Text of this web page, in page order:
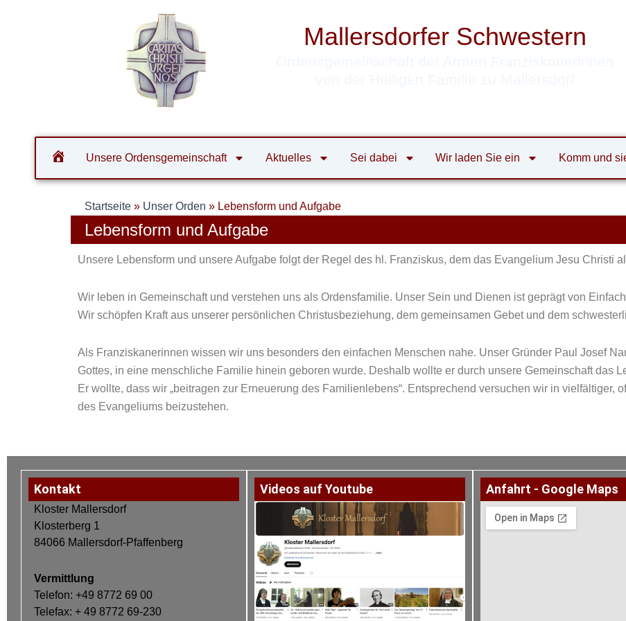
Mallersdorfer Schwestern
Unsere Ordensgemeinschaft Aktuelles Sei dabei Wir laden Sie ein Komm und
Startseite » Unser Orden » Lebensform und Aufgabe
Lebensform und Aufgabe
Unsere Lebensform und unsere Aufgabe folgt der Regel des hl. Franziskus, dem das Evangelium Jesu Christi
Wir leben in Gemeinschaft und verstehen uns als Ordensfamilie. Unser Sein und Dienen ist geprägt von
Wir schöpfen Kraft aus unserer persönlichen Christusbeziehung, dem gemeinsamen Gebet und dem
Als Franziskanerinnen wissen wir uns besonders den einfachen Menschen nahe. Unser Gründer Paul Josef
Gottes, in eine menschliche Familie hinein geboren wurde. Deshalb wollte er durch unsere Gemeinschaft das
Er wollte, dass wir „beitragen zur Erneuerung des Familienlebens“. Entsprechend versuchen wir in vielfältiger,
des Evangeliums beizustehen.
Kontakt
Kloster Mallersdorf
Klosterberg 1
84066 Mallersdorf-Pfaffenberg
Vermittlung
Telefon: +49 8772 69 00
Telefax: + 49 8772 69-230
Videos auf Youtube Anfahrt - Google Maps